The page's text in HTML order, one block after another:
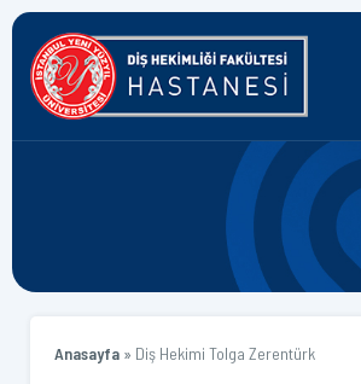
Anasayfa » Diş Hekimi Tolga Zerentürk